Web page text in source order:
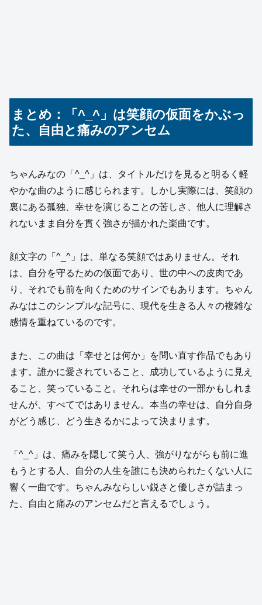
まとめ：「^_^」は笑顔の仮面をかぶっ
た、自由と痛みのアンセム
ちゃんみなの「^_^」は、タイトルだけを見ると明るく軽
やかな曲のように感じられます。しかし実際には、笑顔の
裏にある孤独、幸せを演じることの苦しさ、他人に理解さ
れないまま自分を貫く強さが描かれた楽曲です。
顔文字の「^_^」は、単なる笑顔ではありません。それ
は、自分を守るための仮面であり、世の中への皮肉であ
り、それでも前を向くためのサインでもあります。ちゃん
みなはこのシンプルな記号に、現代を生きる人々の複雑な
感情を重ねているのです。
また、この曲は「幸せとは何か」を問い直す作品でもあり
ます。誰かに愛されていること、成功しているように見え
ること、笑っていること。それらは幸せの一部かもしれま
せんが、すべてではありません。本当の幸せは、自分自身
がどう感じ、どう生きるかによって決まります。
「^_^」は、痛みを隠して笑う人、強がりながらも前に進
もうとする人、自分の人生を誰にも決められたくない人に
響く一曲です。ちゃんみならしい鋭さと優しさが詰まっ
た、自由と痛みのアンセムだと言えるでしょう。